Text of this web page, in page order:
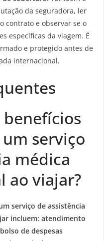
da seguradora, ler
contrato e observar se o
específicas da viagem. É
e protegido antes de
internacional.
benefícios
serviço
médica
ao viajar?
serviço de assistência
incluem: atendimento
de despesas